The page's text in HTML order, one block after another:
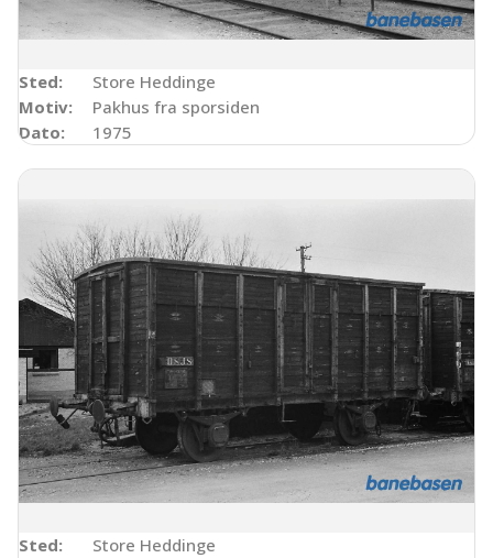
Sted:
Store Heddinge
Motiv:
Pakhus fra sporsiden
Dato:
1975
Sted:
Store Heddinge